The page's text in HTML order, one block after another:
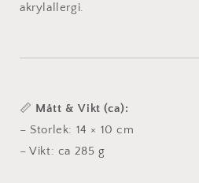
akrylallergi.
📏 Mått & Vikt (ca):
– Storlek: 14 × 10 cm
– Vikt: ca 285 g